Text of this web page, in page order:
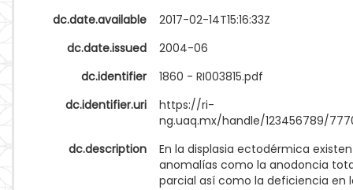
dc.date.available
2017-02-14T15:16:33Z
dc.date.issued
2004-06
dc.identifier
1860 - RI003815.pdf
dc.identifier.uri
https://ri-
ng.uaq.mx/handle/123456789/
dc.description
En la displasia ectodérmica
anomalías como la anodoncia
parcial así como la deficiencia en